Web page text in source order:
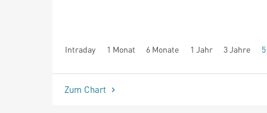
Intraday 1 Monat 6 Monate 1 Jahr 3 Jahre
seit Beginn
Zum Chart